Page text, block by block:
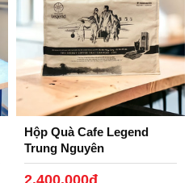
Hộp Quà Cafe Legend
Trung Nguyên
2.400.000đ